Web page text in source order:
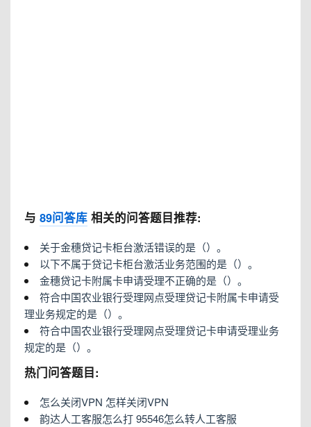
与 89问答库 相关的问答题目推荐:
关于金穗贷记卡柜台激活错误的是（）。
以下不属于贷记卡柜台激活业务范围的是（）。
金穗贷记卡附属卡申请受理不正确的是（）。
符合中国农业银行受理网点受理贷记卡附属卡申请受
理业务规定的是（）。
符合中国农业银行受理网点受理贷记卡申请受理业务
规定的是（）。
热门问答题目:
怎么关闭VPN 怎样关闭VPN
韵达人工客服怎么打 95546怎么转人工客服